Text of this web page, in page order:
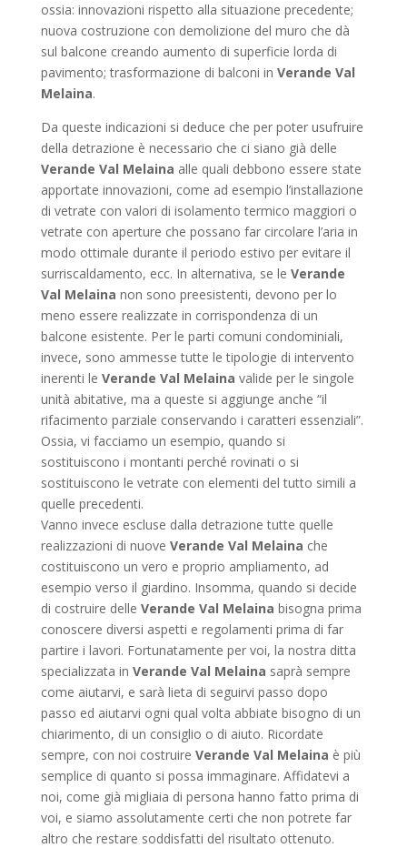
ossia: innovazioni rispetto alla situazione precedente;
nuova costruzione con demolizione del muro che dà
sul balcone creando aumento di superficie lorda di
pavimento; trasformazione di balconi in Verande Val
Melaina.
Da queste indicazioni si deduce che per poter usufruire
della detrazione è necessario che ci siano già delle
Verande Val Melaina alle quali debbono essere state
apportate innovazioni, come ad esempio l’installazione
di vetrate con valori di isolamento termico maggiori o
vetrate con aperture che possano far circolare l’aria in
modo ottimale durante il periodo estivo per evitare il
surriscaldamento, ecc. In alternativa, se le Verande
Val Melaina non sono preesistenti, devono per lo
meno essere realizzate in corrispondenza di un
balcone esistente. Per le parti comuni condominiali,
invece, sono ammesse tutte le tipologie di intervento
inerenti le Verande Val Melaina valide per le singole
unità abitative, ma a queste si aggiunge anche “il
rifacimento parziale conservando i caratteri essenziali”.
Ossia, vi facciamo un esempio, quando si
sostituiscono i montanti perché rovinati o si
sostituiscono le vetrate con elementi del tutto simili a
quelle precedenti.
Vanno invece escluse dalla detrazione tutte quelle
realizzazioni di nuove Verande Val Melaina che
costituiscono un vero e proprio ampliamento, ad
esempio verso il giardino. Insomma, quando si decide
di costruire delle Verande Val Melaina bisogna prima
conoscere diversi aspetti e regolamenti prima di far
partire i lavori. Fortunatamente per voi, la nostra ditta
specializzata in Verande Val Melaina saprà sempre
come aiutarvi, e sarà lieta di seguirvi passo dopo
passo ed aiutarvi ogni qual volta abbiate bisogno di un
chiarimento, di un consiglio o di aiuto. Ricordate
sempre, con noi costruire Verande Val Melaina è più
semplice di quanto si possa immaginare. Affidatevi a
noi, come già migliaia di persona hanno fatto prima di
voi, e siamo assolutamente certi che non potrete far
altro che restare soddisfatti del risultato ottenuto.